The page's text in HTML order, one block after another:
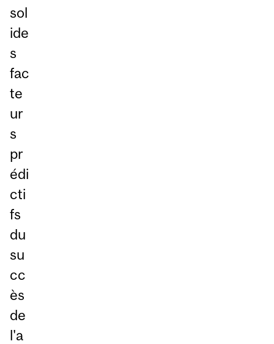
sol
ide
s
fac
te
ur
s
pr
édi
cti
fs
du
su
cc
ès
de
l'a